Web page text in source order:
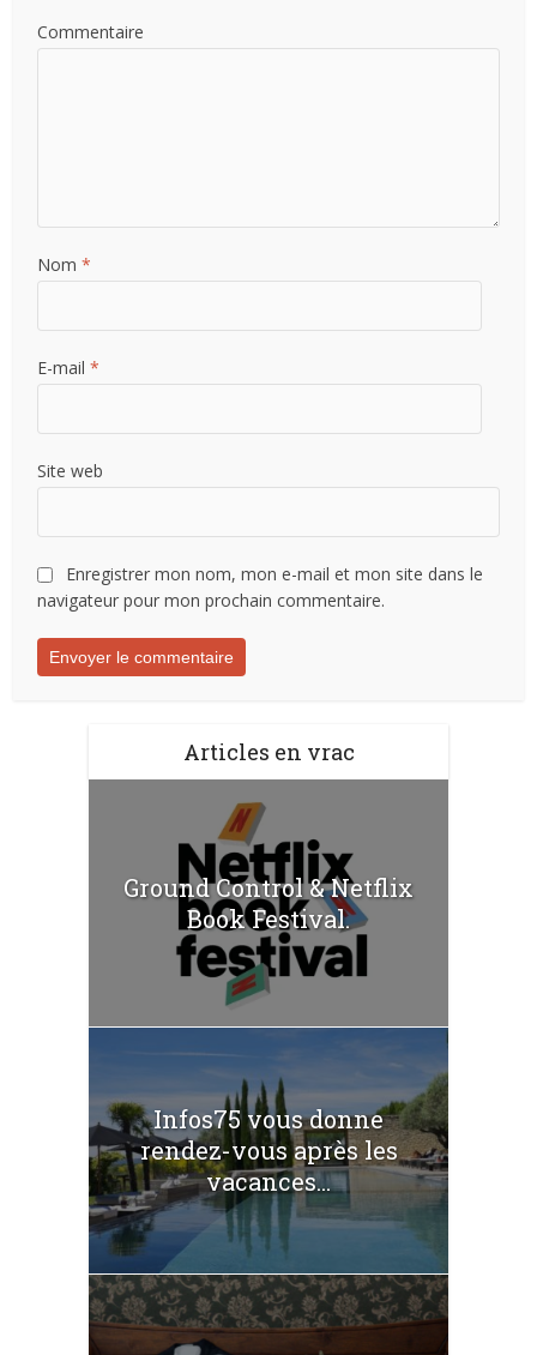
Commentaire
Nom*
E-mail*
Site web
Enregistrer mon nom, mon e-mail et mon site dans le
navigateur pour mon prochain commentaire.
Articles en vrac
Ground Control & Netflix
Book Festival.
Infos75 vous donne
rendez-vous après les
vacances...